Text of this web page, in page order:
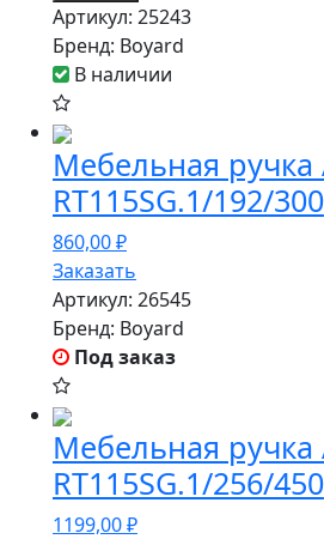
Артикул: 25243
Бренд: Boyard
В наличии
Мебельная ручка
RT115SG.1/192/300
860,00₽
Заказать
Артикул: 26545
Бренд: Boyard
Под заказ
Мебельная ручка
RT115SG.1/256/450
1199,00₽